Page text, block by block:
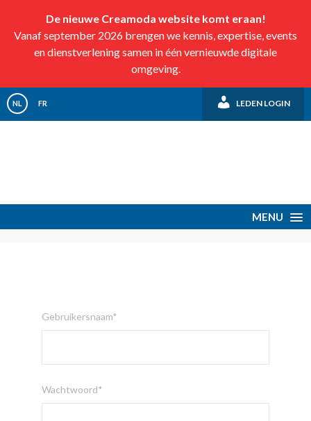
De nieuwe Creamoda website komt eraan!
Vanaf september 2026 brengen we kennis, expertise, events
en dienstverlening samen in één vernieuwde digitale
omgeving.
NL FR LEDEN LOGIN
MENU
Gebruikersnaam*
Wachtwoord*